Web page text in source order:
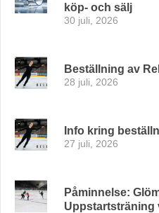
köp- och sälj
30 juli, 2026
Beställning av
28 juli, 2026
Info kring
27 juli, 2026
Påminnelse:
Uppstartsträning